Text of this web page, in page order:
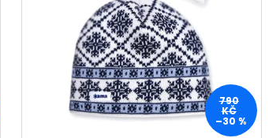
790
KČ
–30 %